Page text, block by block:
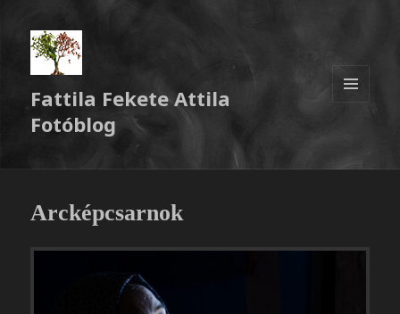
Fattila Fekete Attila
Fotóblog
Arcképcsarnok